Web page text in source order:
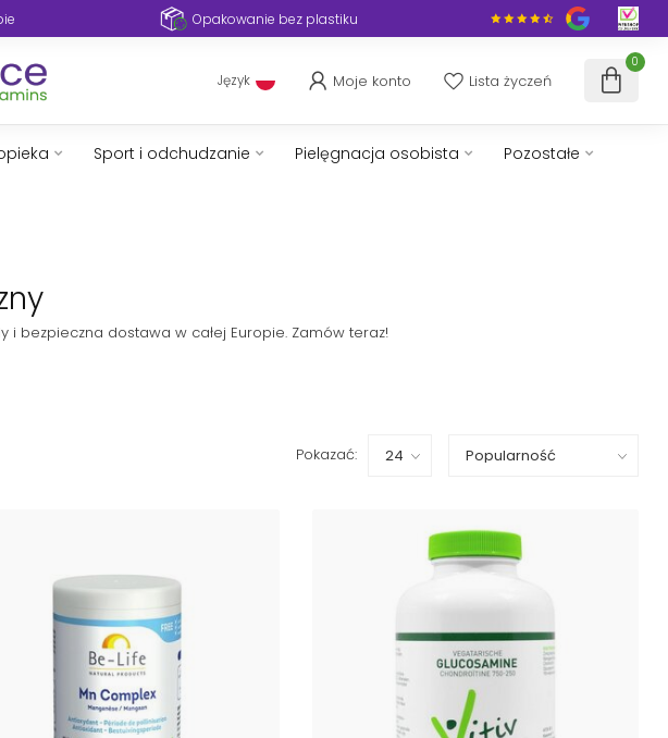
Opakowanie bez plastiku
Język Moje konto Lista życzeń
0
Sport i odchudzanie Pielęgnacja osobista Pozostałe
bezpieczna dostawa w całej Europie. Zamów teraz!
Pokazać: